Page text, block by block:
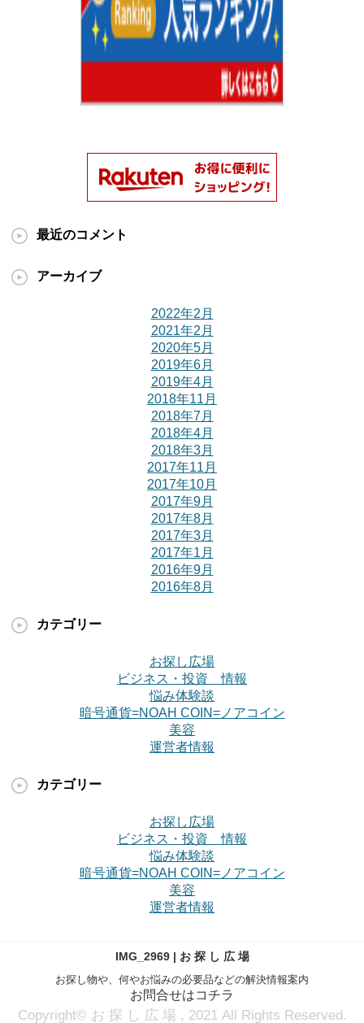
最近のコメント
アーカイブ
2022年2月
2021年2月
2020年5月
2019年6月
2019年4月
2018年11月
2018年7月
2018年4月
2018年3月
2017年11月
2017年10月
2017年9月
2017年8月
2017年3月
2017年1月
2016年9月
2016年8月
カテゴリー
お探し広場
ビジネス・投資 情報
悩み体験談
暗号通貨=NOAH COIN=ノアコイン
美容
運営者情報
カテゴリー
お探し広場
ビジネス・投資 情報
悩み体験談
暗号通貨=NOAH COIN=ノアコイン
美容
運営者情報
IMG_2969 | お 探 し 広 場
お探し物や、何やお悩みの必要品などの解決情報案内
お問合せはコチラ
Copyright© お 探 し 広 場 , 2021 All Rights Reserved.